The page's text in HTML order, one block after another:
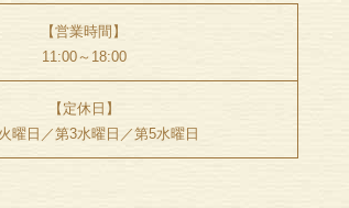
【営業時間】
11:00～18:00
【定休日】
曜日／第3水曜日／第5水曜日